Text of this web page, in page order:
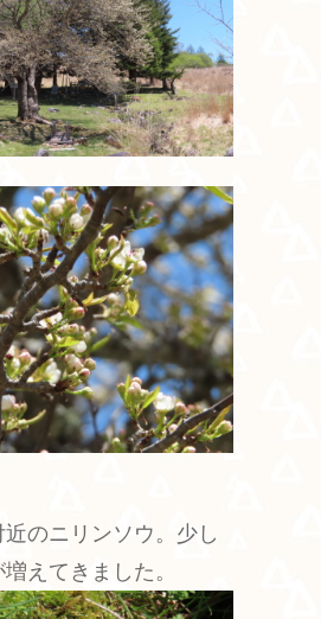
近のニリンソウ。少し
えてきました。